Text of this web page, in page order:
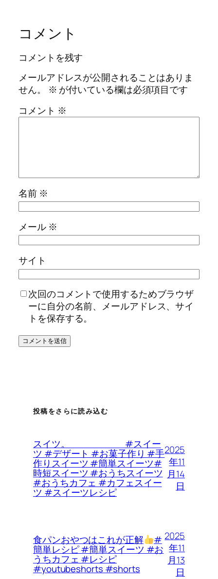
コメント
コメントを残す
メールアドレスが公開されることはありま
せん。
※ が付いている欄は必須項目です
コメント ※
名前 ※
メール ※
サイト
次回のコメントで使用するためブラウザ
ーに自分の名前、メールアドレス、サイ
トを保存する。
投稿をさらに読み込む
スイツ。 #スイー
ツ #デザート #お菓子作り #手
作りスイーツ #簡単スイーツ#
時短スイーツ #おうちスイーツ
#おうちカフェ #カフェスイー
ツ #スイーツレシピ
2025
年11
月14
日
食パンおやつはこれが正解 #
簡単レシピ #簡単スイーツ #お
うちカフェ #レシピ
#youtubeshorts #shorts
2025
年11
月13
日